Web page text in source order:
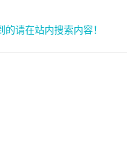
请在站内搜索内容！